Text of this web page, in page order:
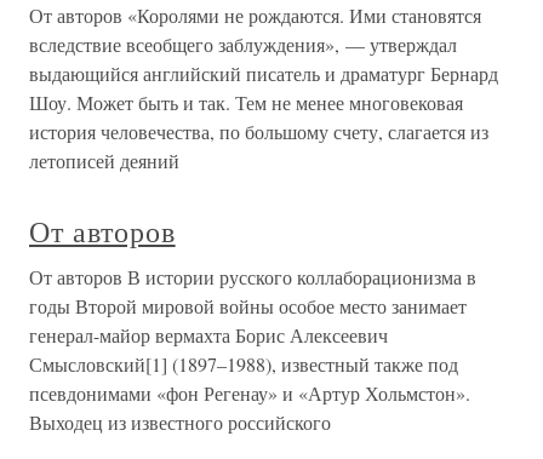
От авторов «Королями не рождаются. Ими становятся
вследствие всеобщего заблуждения», — утверждал
выдающийся английский писатель и драматург Бернард
Шоу. Может быть и так. Тем не менее многовековая
история человечества, по большому счету, слагается из
летописей деяний
От авторов
От авторов В истории русского коллаборационизма в
годы Второй мировой войны особое место занимает
генерал-майор вермахта Борис Алексеевич
Смысловский[1] (1897–1988), известный также под
псевдонимами «фон Регенау» и «Артур Хольмстон».
Выходец из известного российского